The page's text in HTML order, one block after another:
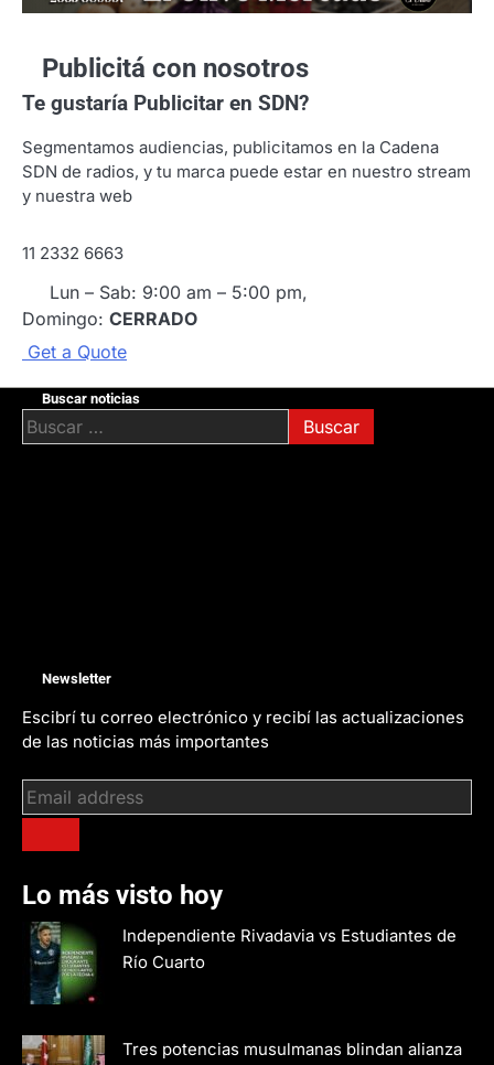
Publicitá con nosotros
Te gustaría Publicitar en SDN?
Segmentamos audiencias, publicitamos en la Cadena
SDN de radios, y tu marca puede estar en nuestro stream
y nuestra web
11 2332 6663
Lun – Sab: 9:00 am – 5:00 pm,
Domingo: CERRADO
Get a Quote
Buscar noticias
Buscar:
Newsletter
Escibrí tu correo electrónico y recibí las actualizaciones
de las noticias más importantes
Lo más visto hoy
Independiente Rivadavia vs Estudiantes de
Río Cuarto
Tres potencias musulmanas blindan alianza